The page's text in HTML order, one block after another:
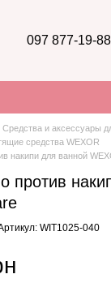
097 877-19-88
Средства и аксессуары
средства WEXOR
накипи для ванной
против
WIT1025-040